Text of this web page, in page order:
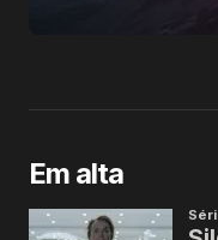
Em alta